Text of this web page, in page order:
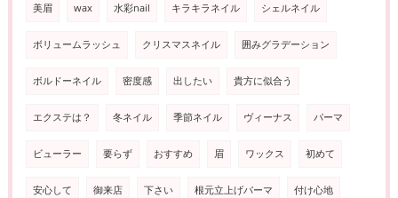
美眉 wax 水彩nail キラキラネイル シェルネイル
ボリュームラッシュ クリスマスネイル 囲みグラデーション
ボルドーネイル 密度感 出したい 貴方に似合う
エクステは？ 冬ネイル 季節ネイル ヴィーナス パーマ
ビューラー 要らず おすすめ 眉 ワックス 初めて
安心して 御来店 下さい 根元立上げパーマ 付け心地